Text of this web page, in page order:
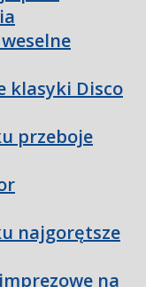
klasyki Disco
przeboje
najgorętsze
na